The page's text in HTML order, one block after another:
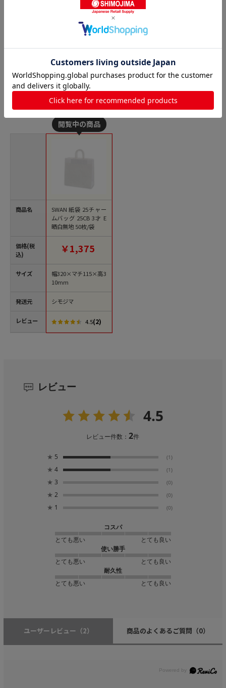
バッグ 25CB 2才・3才用 50
HEIKO ポリ袋 バイオレイニ
ーポリ 34-41 (3才用) 50枚/
丸紐紙袋の人気商品との比較
商品名
価格(税
込)
サイズ
発送元
レビュー
SWAN 紙袋 25チャー
ムバッグ 25CB 3才 E
晒白無地 50枚/袋
￥1,375
幅320×マチ115×高3
10mm
シモジマ
4.5(2)
レビュー
4.5
レビュー件数：2件
★ 5 (1)
★ 4 (1)
★ 3 (0)
★ 2 (0)
★ 1 (0)
コスパ
とても悪い
とても良い
使い勝手
とても悪い
とても良い
耐久性
とても悪い
とても良い
ユーザーレビュー （2） 商品のよくあるご質問 （0）